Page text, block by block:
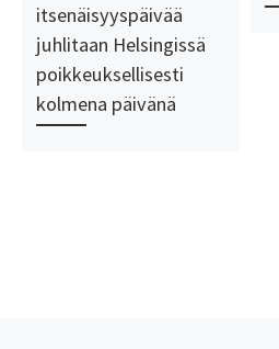
itsenäisyyspäivää
juhlitaan Helsingissä
poikkeuksellisesti
kolmena päivänä